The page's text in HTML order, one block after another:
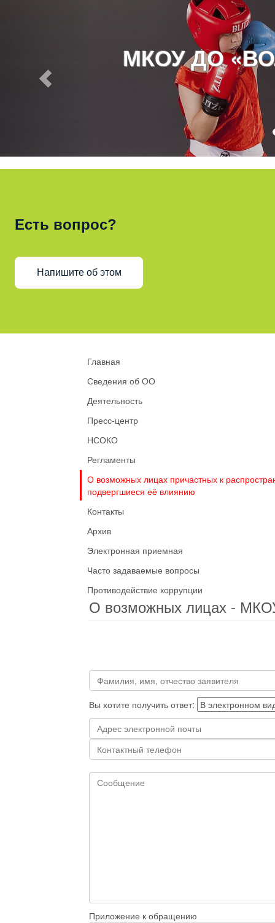
МКОУ ДО
Есть вопрос?
Напишите об этом
Главная
Сведения об ОО
Деятельность
Пресс-центр
НСОКО
Регламенты
О возможных лицах причастных к
подвергшиеся её влиянию
Контакты
Архив
Электронная приемная
Часто задаваемые вопросы
Противодействие коррупции
О возможных лицах -
Вы хотите получить ответ:
Приложение к обращению